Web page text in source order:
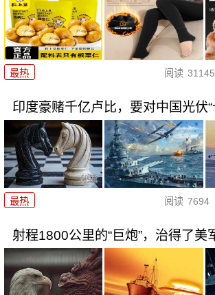
最热 阅读 31145
印度豪赌千亿卢比，要对中国光伏“
最热 阅读 7694
射程1800公里的“巨炮”，治得了美